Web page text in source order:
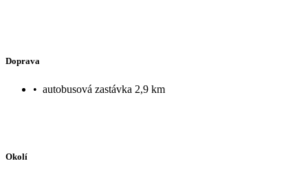
Doprava
• autobusová zastávka 2,9 km
Okolí